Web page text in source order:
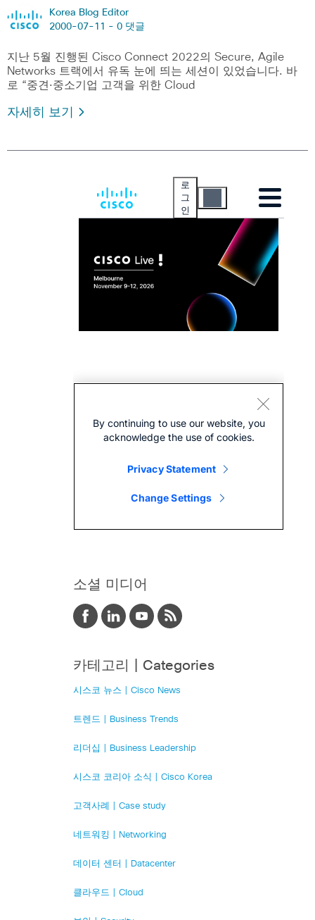
Korea Blog Editor
2000-07-11 - 0 댓글
지난 5월 진행된 Cisco Connect 2022의 Secure, Agile
Networks 트랙에서 유독 눈에 띄는 세션이 있었습니다. 바
로 “중견·중소기업 고객을 위한 Cloud
자세히 보기
소셜 미디어
카테고리 | Categories
시스코 뉴스 | Cisco News
트렌드 | Business Trends
리더십 | Business Leadership
시스코 코리아 소식 | Cisco Korea
고객사례 | Case study
네트워킹 | Networking
데이터 센터 | Datacenter
클라우드 | Cloud